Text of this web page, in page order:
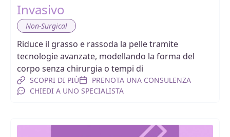
Invasivo
Non-Surgical
Riduce il grasso e rassoda la pelle tramite
tecnologie avanzate, modellando la forma del
corpo senza chirurgia o tempi di
SCOPRI DI PIÙ
PRENOTA UNA CONSULENZA
CHIEDI A UNO SPECIALISTA